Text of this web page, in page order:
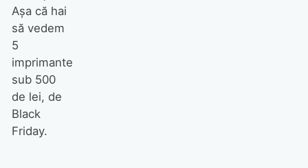
Așa că hai
să vedem
5
imprimante
sub 500
de lei, de
Black
Friday.